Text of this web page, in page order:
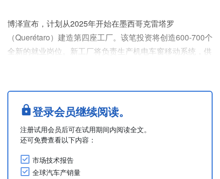
博泽宣布，计划从2025年开始在墨西哥克雷塔罗
（Querétaro）建造第四座工厂。该笔投资将创造600-700个
全新的就业岗位。新工厂将负责生产机电车窗移动系统，供
industrial park）、克雷塔罗国际机场（AIQ）和El
Marqués，合计员工数量约4,500人。该公司还在普埃布拉
州（Puebla）建有一座....
登录会员继续阅读。
注册试用会员后可在试用期间内阅读全文。
还可免费查看以下内容：
市场技术报告
全球汽车产销量